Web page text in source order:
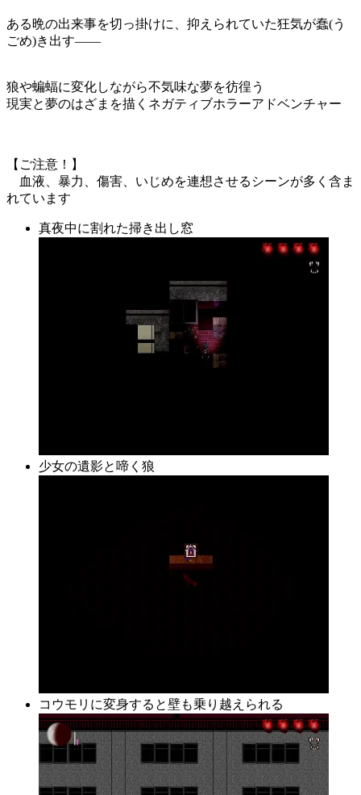
ある晩の出来事を切っ掛けに、抑えられていた狂気が蠢(う
ごめ)き出す――
狼や蝙蝠に変化しながら不気味な夢を彷徨う
現実と夢のはざまを描くネガティブホラーアドベンチャー
【ご注意！】
血液、暴力、傷害、いじめを連想させるシーンが多く含ま
れています
真夜中に割れた掃き出し窓
少女の遺影と啼く狼
コウモリに変身すると壁も乗り越えられる